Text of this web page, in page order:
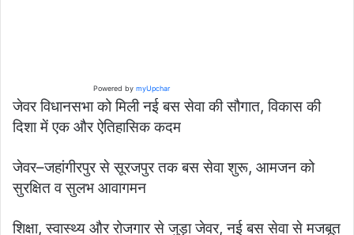
Powered bymyUpchar
जेवर विधानसभा को मिली नई बस सेवा की सौगात, विकास की
दिशा में एक और ऐतिहासिक कदम
जेवर–जहांगीरपुर से सूरजपुर तक बस सेवा शुरू, आमजन को
सुरक्षित व सुलभ आवागमन
शिक्षा, स्वास्थ्य और रोजगार से जुड़ा जेवर, नई बस सेवा से मजबूत